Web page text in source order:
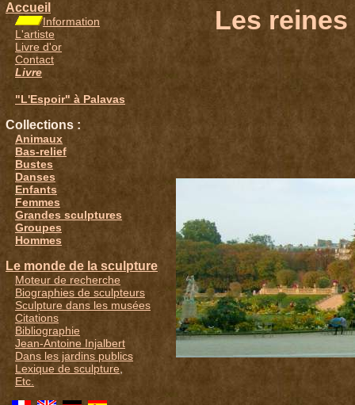
Accueil
Information
L'artiste
Livre d'or
Contact
Livre
"L'Espoir" à Palavas
Collections :
Animaux
Bas-relief
Bustes
Danses
Enfants
Femmes
Grandes sculptures
Groupes
Hommes
Le monde de la sculpture
Moteur de recherche
Biographies de sculpteurs
Sculpture dans les musées
Citations
Bibliographie
Jean-Antoine Injalbert
Dans les jardins publics
Lexique de sculpture
Etc.
Les